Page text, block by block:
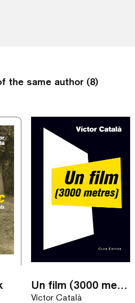
the same author (8)
Un film (3000 metres)
Víctor Català